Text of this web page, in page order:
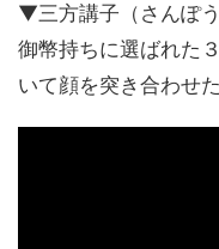
▼三方講子（さんぽう
御幣持ちに選ばれた
いて顔を突き合わせ